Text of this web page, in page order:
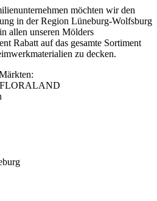
möchten wir den
in der Region Lüneburg-Wolfsburg
allen unseren Mölders
Rabatt auf das gesamte Sortiment
zu decken.
FLORALAND